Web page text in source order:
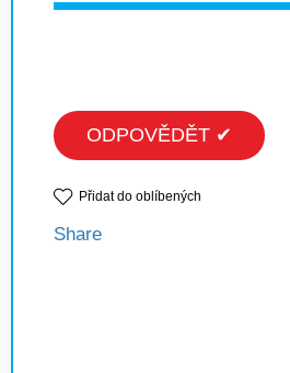
ODPOVĚDĚT ✔
Přidat do oblíbených
Share